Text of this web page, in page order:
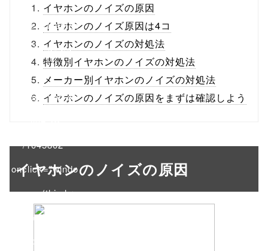
content/themes
/tapbiz_theme/
parts/sns-
buttons.php on
/1045802"
onclick="windo
w.open(this.hre
f, 'Gwindow',
'width=550,
イヤホンのノイズの原因
イヤホンのノイズ原因は4コ
イヤホンのノイズの対処法
特徴別イヤホンのノイズの対処法
メーカー別イヤホンのノイズの対処法
イヤホンのノイズの原因をまずは確認しよう
イヤホンのノイズの原因